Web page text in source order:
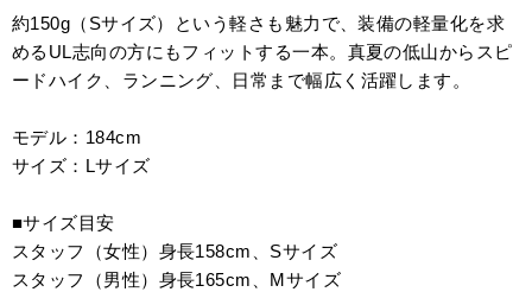
約150g（Sサイズ）という軽さも魅力で、装備の軽量化を求
めるUL志向の方にもフィットする一本。真夏の低山からスピ
ードハイク、ランニング、日常まで幅広く活躍します。
モデル：184cm
サイズ：Lサイズ
■サイズ目安
スタッフ（女性）身長158cm、Sサイズ
スタッフ（男性）身長165cm、Mサイズ